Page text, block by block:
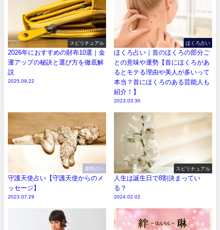
スピリチュアル
2026年におすすめの財布10選｜金
運アップの秘訣と選び方を徹底解
説
2025.09.22
ほくろ占い
ほくろ占い｜首のほくろの部分ご
との意味や運勢【首にほくろがあ
るとモテる理由や美人が多いって
本当？首にほくろのある芸能人も
紹介！】
2023.03.30
運勢占い
守護天使占い【守護天使からのメ
ッセージ】
2023.07.29
スピリチュアル
人生は誕生日で8割決まってい
る？
2024.02.02